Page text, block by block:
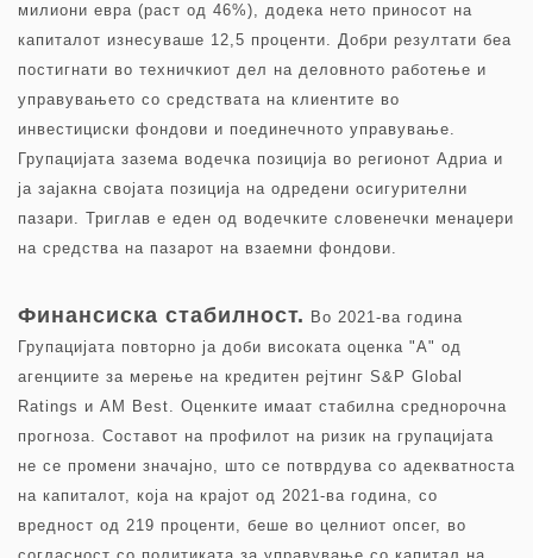
милиони евра (раст од 46%), додека нето приносот на
капиталот изнесуваше 12,5 проценти. Добри резултати беа
постигнати во техничкиот дел на деловното работење и
управувањето со средствата на клиентите во
инвестициски фондови и поединечното управување.
Групацијата зазема водечка позиција во регионот Адриа и
ја зајакна својата позиција на одредени осигурителни
пазари. Триглав е еден од водечките словенечки менаџери
на средства на пазарот на взаемни фондови.
Финансиска стабилност. Во 2021-ва година
Групацијата повторно ја доби високата оценка "A" од
агенциите за мерење на кредитен рејтинг S&P Global
Ratings и AM Best. Оценките имаат стабилна среднорочна
прогноза. Составот на профилот на ризик на групацијата
не се промени значајно, што се потврдува со адекватноста
на капиталот, која на крајот од 2021-ва година, со
вредност од 219 проценти, беше во целниот опсег, во